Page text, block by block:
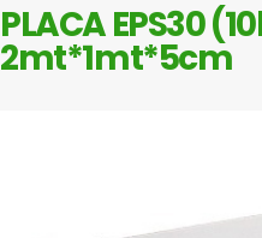
PLACA EPS30
2mt*1mt*5cm